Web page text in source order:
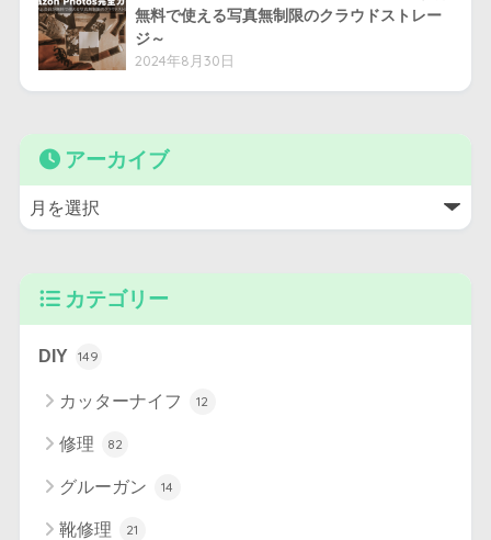
無料で使える写真無制限のクラウドストレー
ジ～
2024年8月30日
アーカイブ
カテゴリー
DIY 149
カッターナイフ 12
修理 82
グルーガン 14
靴修理 21